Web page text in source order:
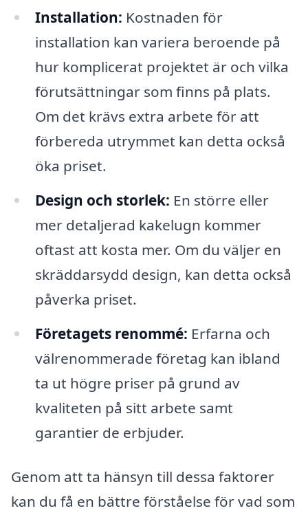
Installation: Kostnaden för
installation kan variera beroende på
hur komplicerat projektet är och vilka
förutsättningar som finns på plats.
Om det krävs extra arbete för att
förbereda utrymmet kan detta också
öka priset.
Design och storlek: En större eller
mer detaljerad kakelugn kommer
oftast att kosta mer. Om du väljer en
skräddarsydd design, kan detta också
påverka priset.
Företagets renommé: Erfarna och
välrenommerade företag kan ibland
ta ut högre priser på grund av
kvaliteten på sitt arbete samt
garantier de erbjuder.
Genom att ta hänsyn till dessa faktorer
kan du få en bättre förståelse för vad som